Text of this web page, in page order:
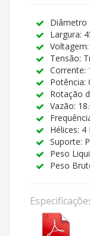
Diâmetro
Largura:
Tensão:
Corrente:
Potência:
Rotação
Vazão:
Hélices:
Suporte:
Peso
Peso